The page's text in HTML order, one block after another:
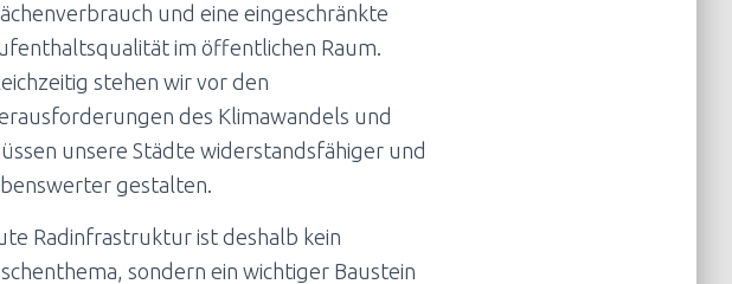
und eine eingeschränkte
im öffentlichen Raum.
stehen wir vor den
des Klimawandels und
unsere Städte widerstandsfähiger und
gestalten.
Radinfrastruktur ist deshalb kein
sondern ein wichtiger Baustein